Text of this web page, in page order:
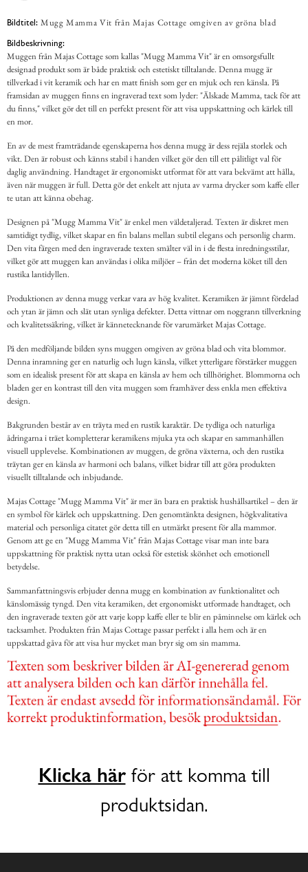
Bildtitel: Mugg Mamma Vit från Majas Cottage omgiven av gröna blad
Bildbeskrivning:
Muggen från Majas Cottage som kallas "Mugg Mamma Vit" är en omsorgsfullt
designad produkt som är både praktisk och estetiskt tilltalande. Denna mugg är
tillverkad i vit keramik och har en matt finish som ger en mjuk och ren känsla. På
framsidan av muggen finns en ingraverad text som lyder: "Älskade Mamma, tack för att
du finns," vilket gör det till en perfekt present för att visa uppskattning och kärlek till
en mor.
En av de mest framträdande egenskaperna hos denna mugg är dess rejäla storlek och
vikt. Den är robust och känns stabil i handen vilket gör den till ett pålitligt val för
daglig användning. Handtaget är ergonomiskt utformat för att vara bekvämt att hålla,
även när muggen är full. Detta gör det enkelt att njuta av varma drycker som kaffe eller
te utan att känna obehag.
Designen på "Mugg Mamma Vit" är enkel men väldetaljerad. Texten är diskret men
samtidigt tydlig, vilket skapar en fin balans mellan subtil elegans och personlig charm.
Den vita färgen med den ingraverade texten smälter väl in i de flesta inredningsstilar,
vilket gör att muggen kan användas i olika miljöer – från det moderna köket till den
rustika lantidyllen.
Produktionen av denna mugg verkar vara av hög kvalitet. Keramiken är jämnt fördelad
och ytan är jämn och slät utan synliga defekter. Detta vittnar om noggrann tillverkning
och kvalitetssäkring, vilket är kännetecknande för varumärket Majas Cottage.
På den medföljande bilden syns muggen omgiven av gröna blad och vita blommor.
Denna inramning ger en naturlig och lugn känsla, vilket ytterligare förstärker muggen
som en idealisk present för att skapa en känsla av hem och tillhörighet. Blommorna och
bladen ger en kontrast till den vita muggen som framhäver dess enkla men effektiva
design.
Bakgrunden består av en träyta med en rustik karaktär. De tydliga och naturliga
ådringarna i träet kompletterar keramikens mjuka yta och skapar en sammanhållen
visuell upplevelse. Kombinationen av muggen, de gröna växterna, och den rustika
träytan ger en känsla av harmoni och balans, vilket bidrar till att göra produkten
visuellt tilltalande och inbjudande.
Majas Cottage "Mugg Mamma Vit" är mer än bara en praktisk hushållsartikel – den är
en symbol för kärlek och uppskattning. Den genomtänkta designen, högkvalitativa
material och personliga citatet gör detta till en utmärkt present för alla mammor.
Genom att ge en "Mugg Mamma Vit" från Majas Cottage visar man inte bara
uppskattning för praktisk nytta utan också för estetisk skönhet och emotionell
betydelse.
Sammanfattningsvis erbjuder denna mugg en kombination av funktionalitet och
känslomässig tyngd. Den vita keramiken, det ergonomiskt utformade handtaget, och
den ingraverade texten gör att varje kopp kaffe eller te blir en påminnelse om kärlek och
tacksamhet. Produkten från Majas Cottage passar perfekt i alla hem och är en
uppskattad gåva för att visa hur mycket man bryr sig om sin mamma.
Klicka härför att komma till
produktsidan.